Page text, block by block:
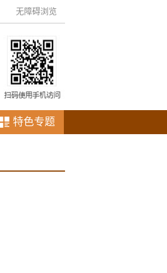
无障碍浏览
特色专题